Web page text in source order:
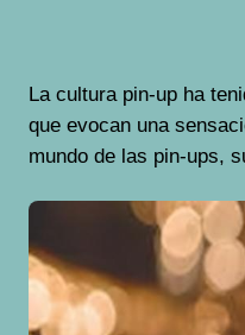
La cultura pin-up ha
que evocan una
mundo de las pin-ups,